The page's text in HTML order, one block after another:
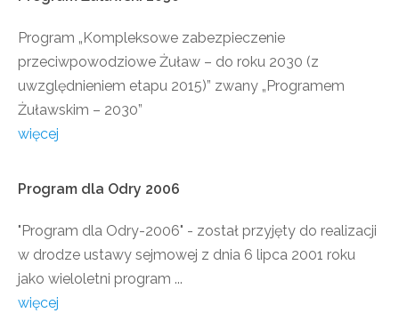
Program „Kompleksowe zabezpieczenie
przeciwpowodziowe Żuław – do roku 2030 (z
uwzględnieniem etapu 2015)” zwany „Programem
Żuławskim – 2030”
więcej
Program dla Odry 2006
"Program dla Odry-2006" - został przyjęty do realizacji
w drodze ustawy sejmowej z dnia 6 lipca 2001 roku
jako wieloletni program ...
więcej